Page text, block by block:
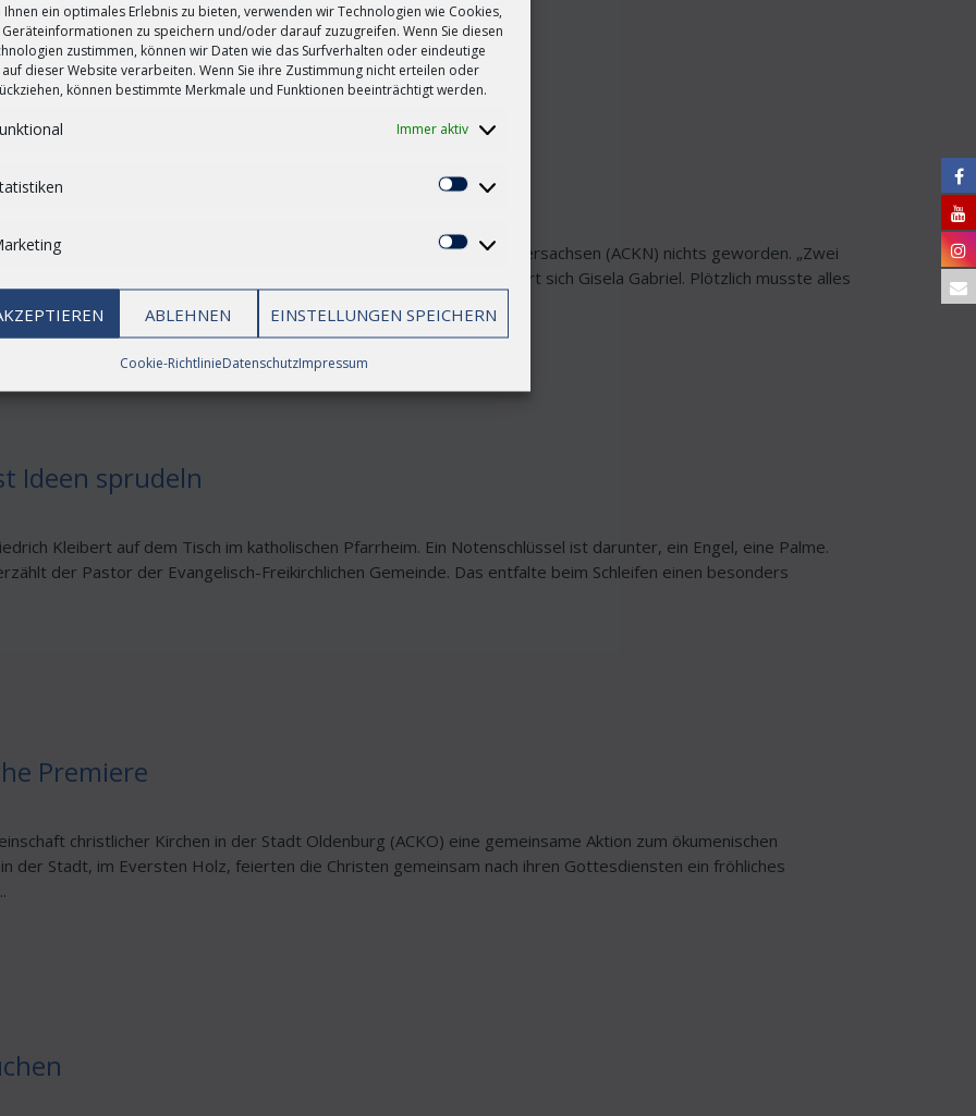
Ihnen ein optimales Erlebnis zu bieten, verwenden wir Technologien wie Cookies,
Geräteinformationen zu speichern und/oder darauf zuzugreifen. Wenn Sie diesen
zustimmen, können wir Daten wie das Surfverhalten oder eindeutige
auf dieser Website verarbeiten. Wenn Sie ihre Zustimmung nicht erteilen oder
können bestimmte Merkmale und Funktionen beeinträchtigt werden.
Immer aktiv
Statistiken
Marketing
ABLEHNEN EINSTELLUNGEN SPEICHERN
Cookie-RichtlinieDatenschutzImpressum
den Schöpfungspreis des Arbeitskreises Christlicher Kirchen in Niedersachsen (ACKN) nichts geworden. „Zwei
wir die Nachricht, dass wir noch Fotos nachreichen sollen“, erinnert sich Gisela Gabriel. Plötzlich musste alles
Ideen sprudeln
Kleibert auf dem Tisch im katholischen Pfarrheim. Ein Notenschlüssel ist darunter, ein Engel, eine Palme.
der Pastor der Evangelisch-Freikirchlichen Gemeinde. Das entfalte beim Schleifen einen besonders
Premiere
christlicher Kirchen in der Stadt Oldenburg (ACKO) eine gemeinsame Aktion zum ökumenischen
der Stadt, im Eversten Holz, feierten die Christen gemeinsam nach ihren Gottesdiensten ein fröhliches